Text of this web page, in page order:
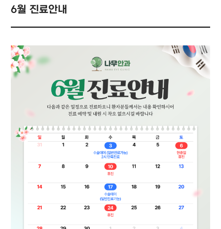
망막/녹내장 클리닉
6월 진료안내